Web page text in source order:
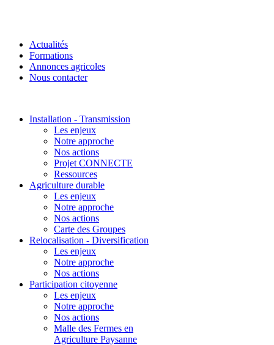
Actualités
Formations
Annonces agricoles
Nous contacter
Installation - Transmission
Les enjeux
Notre approche
Nos actions
Projet CONNECTE
Ressources
Agriculture durable
Les enjeux
Notre approche
Nos actions
Carte des Groupes
Relocalisation - Diversification
Les enjeux
Notre approche
Nos actions
Participation citoyenne
Les enjeux
Notre approche
Nos actions
Malle des Fermes en
Agriculture Paysanne